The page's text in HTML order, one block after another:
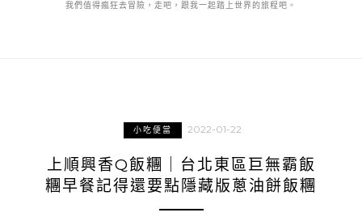
我們值得瘋狂去冒險，走吧，跟我一起踏上世界的旅程吧。
小吃便當 2022-01-22
上順興香Q飯糰｜台北東區巨無霸飯
糰早餐記得還要點隱藏版蔥油餅飯糰